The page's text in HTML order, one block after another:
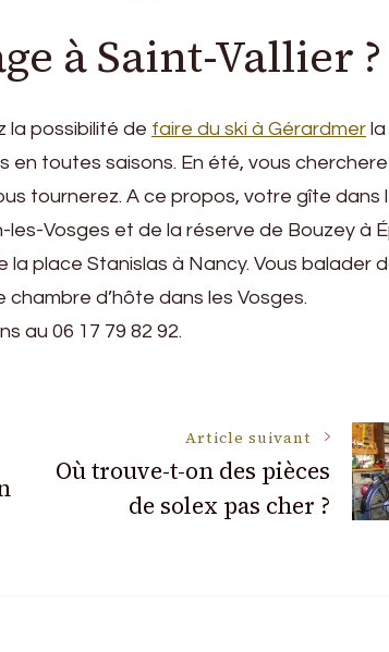
à Saint-Vallier ?
la possibilité de faire du ski à Gérardmer
toutes saisons. En été, vous
tournerez. A ce propos, votre gîte dans
Vosges et de la réserve de Bouzey à
place Stanislas à Nancy. Vous balader
d’hôte dans les Vosges.
au 06 17 79 82 92.
Article suivant
Où trouve-t-on des pièces
de solex pas cher ?